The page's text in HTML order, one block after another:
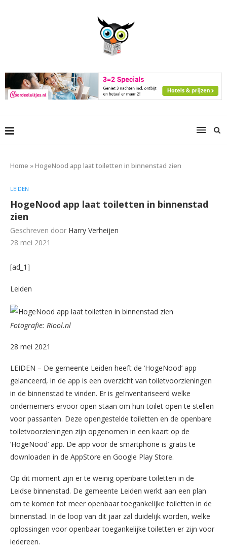
Home »HogeNood app laat toiletten in binnenstad zien
LEIDEN
HogeNood app laat toiletten in binnenstad
zien
Geschreven door Harry Verheijen
28 mei 2021
[ad_1]
Leiden
Fotografie: Riool.nl
28 mei 2021
LEIDEN – De gemeente Leiden heeft de ‘HogeNood’ app
gelanceerd, in de app is een overzicht van toiletvoorzieningen
in de binnenstad te vinden. Er is geïnventariseerd welke
ondernemers ervoor open staan om hun toilet open te stellen
voor passanten. Deze opengestelde toiletten en de openbare
toiletvoorzieningen zijn opgenomen in een kaart op de
‘HogeNood’ app. De app voor de smartphone is gratis te
downloaden in de AppStore en Google Play Store.
Op dit moment zijn er te weinig openbare toiletten in de
Leidse binnenstad. De gemeente Leiden werkt aan een plan
om te komen tot meer openbaar toegankelijke toiletten in de
binnenstad. In de loop van dit jaar zal duidelijk worden, welke
oplossingen voor openbaar toegankelijke toiletten er zijn voor
iedereen.